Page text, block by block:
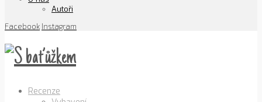
Autoři
Facebook Instagram
Recenze